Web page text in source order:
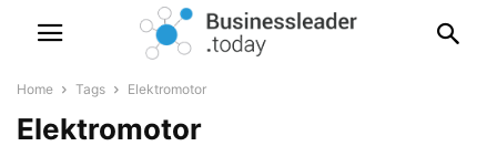
Home Tags Elektromotor
Elektromotor